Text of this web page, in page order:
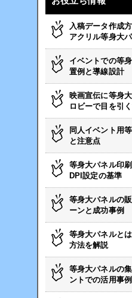
入稿データ作成
アクリル等身大
イベントでの等
置例と導線設計
映画宣伝に等身
ロビーで目を引
同人イベント用
と注意点
等身大パネル印
DPI設定の基準
等身大パネルの
ーンと成功事例
等身大パネルと
方法を解説
等身大パネルの
ントでの活用事例